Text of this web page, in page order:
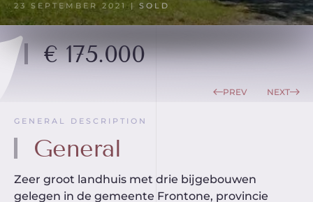
23 SEPTEMBER 2021 | SOLD
€ 175.000
PREV NEXT
GENERAL DESCRIPTION
General
Zeer groot landhuis met drie bijgebouwen
gelegen in de gemeente Frontone, provincie